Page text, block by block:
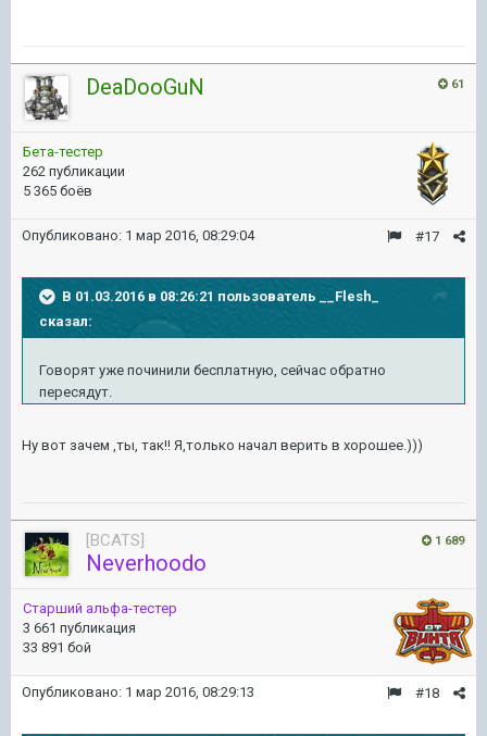
61
DeaDooGuN
Бета-тестер
262 публикации
5 365 боёв
#17
Опубликовано: 1 мар 2016, 08:29:04
В 01.03.2016 в 08:26:21 пользователь __Flesh_
сказал:
Говорят уже починили бесплатную, сейчас обратно
пересядут.
Ну вот зачем ,ты, так!! Я,только начал верить в хорошее.)))
1 689
[BCATS]
Neverhoodo
Старший альфа-тестер
3 661 публикация
33 891 бой
#18
Опубликовано: 1 мар 2016, 08:29:13